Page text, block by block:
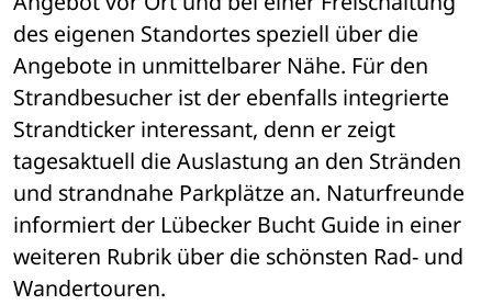
des eigenen Standortes speziell über die
Angebote in unmittelbarer Nähe. Für den
Strandbesucher ist der ebenfalls integrierte
Strandticker interessant, denn er zeigt
tagesaktuell die Auslastung an den Stränden
und strandnahe Parkplätze an. Naturfreunde
informiert der Lübecker Bucht Guide in einer
weiteren Rubrik über die schönsten Rad- und
Wandertouren.